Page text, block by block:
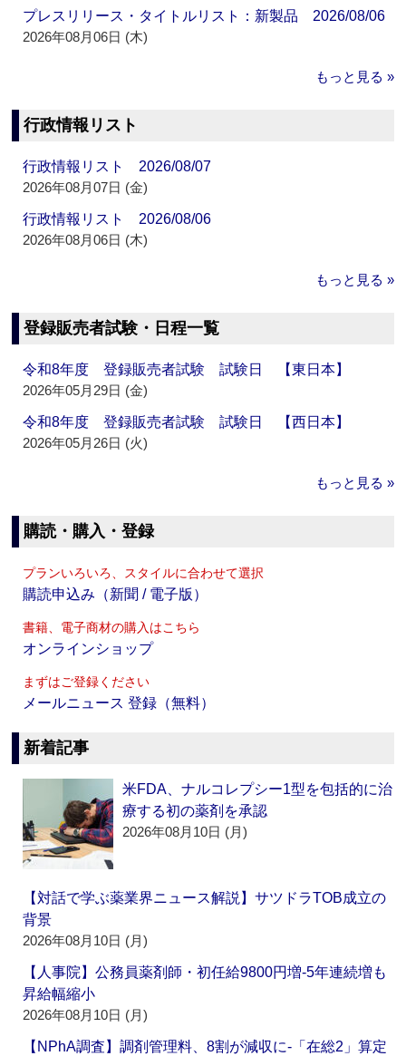
プレスリリース・タイトルリスト：新製品 2026/08/06
2026年08月06日 (木)
もっと見る »
行政情報リスト
行政情報リスト 2026/08/07
2026年08月07日 (金)
行政情報リスト 2026/08/06
2026年08月06日 (木)
もっと見る »
登録販売者試験・日程一覧
令和8年度 登録販売者試験 試験日 【東日本】
2026年05月29日 (金)
令和8年度 登録販売者試験 試験日 【西日本】
2026年05月26日 (火)
もっと見る »
購読・購入・登録
プランいろいろ、スタイルに合わせて選択
購読申込み（新聞 / 電子版）
書籍、電子商材の購入はこちら
オンラインショップ
まずはご登録ください
メールニュース 登録（無料）
新着記事
米FDA、ナルコレプシー1型を包括的に治
療する初の薬剤を承認
2026年08月10日 (月)
【対話で学ぶ薬業界ニュース解説】サツドラTOB成立の
背景
2026年08月10日 (月)
【人事院】公務員薬剤師・初任給9800円増‐5年連続増も
昇給幅縮小
2026年08月10日 (月)
【NPhA調査】調剤管理料、8割が減収に‐「在総2」算定